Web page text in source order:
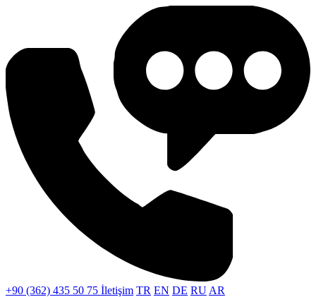
+90 (362) 435 50 75 İletişim TR EN DE RU AR